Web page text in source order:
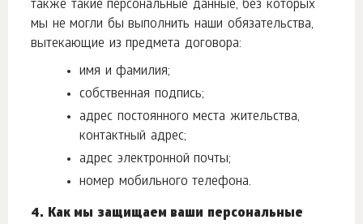
также такие персональные данные, без которых
мы не могли бы выполнить наши обязательства,
вытекающие из предмета договора:
имя и фамилия;
собственная подпись;
адрес постоянного места жительства,
контактный адрес;
адрес электронной почты;
номер мобильного телефона.
4. Как мы защищаем ваши персональные